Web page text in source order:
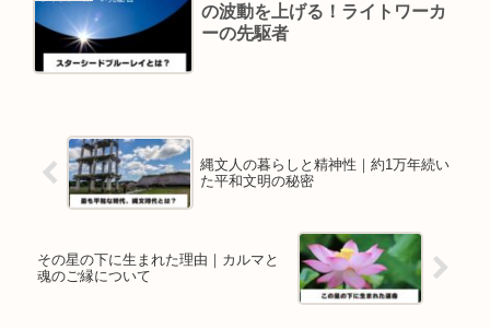
の波動を上げる！ライトワーカ
ーの先駆者
縄文人の暮らしと精神性｜約1万年続い
た平和文明の秘密
その星の下に生まれた理由｜カルマと
魂のご縁について